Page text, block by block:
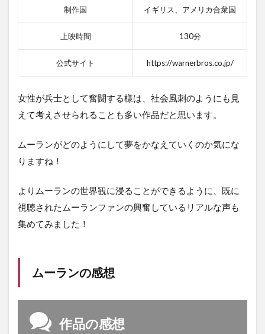
制作国 イギリス、アメリカ合衆国
上映時間 130分
公式サイト https://warnerbros.co.jp/
女性が兵士として奮闘する様は、社会風刺のようにも見
えて考えさせられることも多い作品だと思います。
ムーランがどのようにして夢をかなえていくのか気にな
りますね！
よりムーランの世界観に浸ることができるように、既に
視聴されたムーランファンの興奮しているリアルな声も
集めてみました！
ムーランの感想
作品の感想